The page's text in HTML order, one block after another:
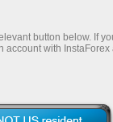
button below. If
account with InstaForex